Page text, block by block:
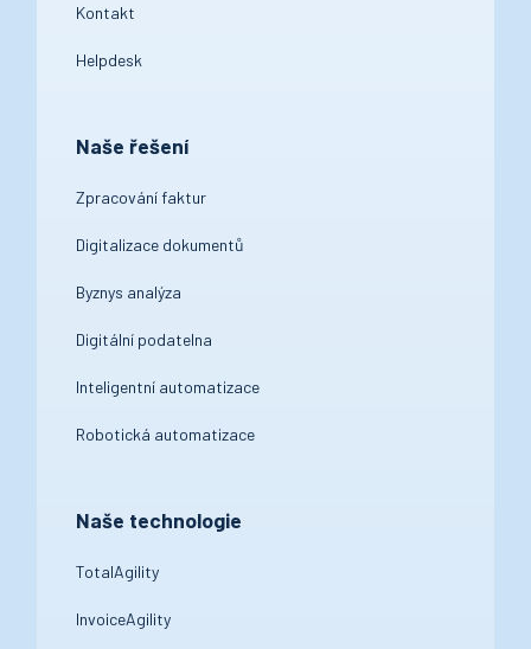
Kontakt
Helpdesk
Naše řešení
Zpracování faktur
Digitalizace dokumentů
Byznys analýza
Digitální podatelna
Inteligentní automatizace
Robotická automatizace
Naše technologie
TotalAgility
InvoiceAgility